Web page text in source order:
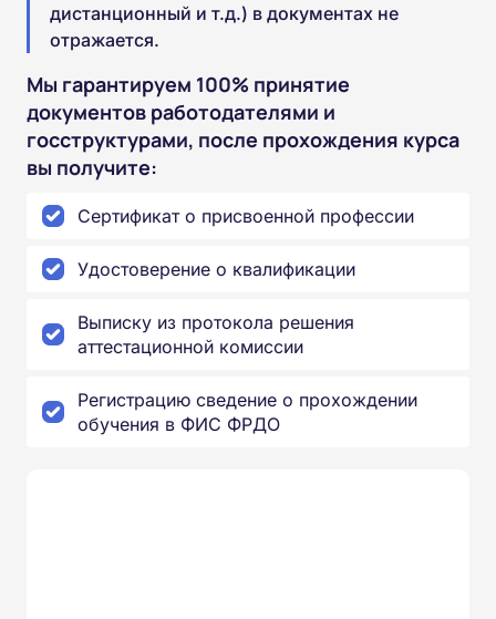
дистанционный и т.д.) в документах не
отражается.
Мы гарантируем 100% принятие
документов работодателями и
госструктурами, после прохождения курса
вы получите:
Сертификат о присвоенной профессии
Удостоверение о квалификации
Выписку из протокола решения
аттестационной комиссии
Регистрацию сведение о прохождении
обучения в ФИС ФРДО